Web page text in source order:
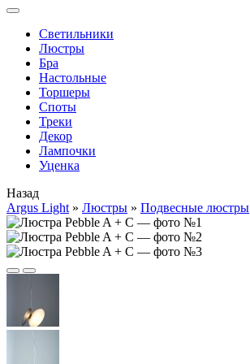
Cветильники
Люстры
Бра
Настольные
Торшеры
Споты
Треки
Декор
Лампочки
Уценка
Назад
Argus Light » Люстры » Подвесные люстры